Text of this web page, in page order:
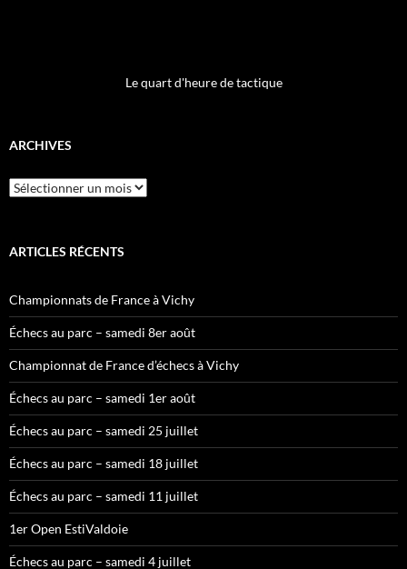
Le quart d'heure de tactique
ARCHIVES
Archives
ARTICLES RÉCENTS
Championnats de France à Vichy
Échecs au parc – samedi 8er août
Championnat de France d’échecs à Vichy
Échecs au parc – samedi 1er août
Échecs au parc – samedi 25 juillet
Échecs au parc – samedi 18 juillet
Échecs au parc – samedi 11 juillet
1er Open EstiValdoie
Échecs au parc – samedi 4 juillet